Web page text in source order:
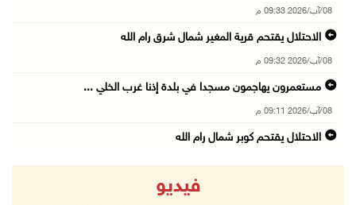
08/آب/2026 09:33 م
الاحتلال يقتحم قرية المغير شمال شرق رام الله
08/آب/2026 09:32 م
مستعمرون يهاجمون مسجدا في بلدة إذنا غرب الخلي ...
08/آب/2026 09:11 م
الاحتلال يقتحم كوبر شمال رام الله
إصابات بالاختناق خلال مواجهات مع الاحتلال في ...
فيديو